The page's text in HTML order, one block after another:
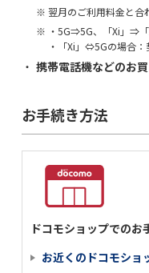
翌月のご利用料金と合
・5G⇒5G、「Xi」⇒「
・「Xi」⇔5Gの場合：
携帯電話機などのお
お手続き方法
ドコモショップでのお
お近くのドコモショ